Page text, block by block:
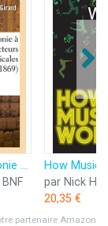
Théorie de l'harmonie à l'usage des chefs et directeurs de sociétés musicales
par Nick
20,35 €
partenaire Amazon